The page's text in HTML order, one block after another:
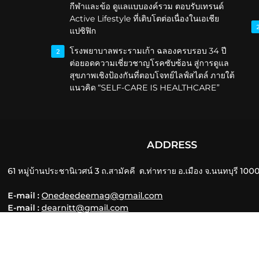
กีฬาและข้อ ดูแลแบบองค์รวม ตอบรับเทรนด์
Active Lifestyle ที่เติบโตต่อเนื่องในเอเชีย
แปซิฟิก
2
โรงพยาบาลพระรามเก้า ฉลองครบรอบ 34 ปี
ต่อยอดความเชี่ยวชาญโรคซับซ้อน สู่การดูแล
สุขภาพเชิงป้องกันที่ตอบโจทย์ไลฟ์สไตล์ ภายใต้
แนวคิด “SELF-CARE IS HEALTHCARE”
ADDRESS
61 หมู่บ้านประชานิเวศน์ 3 ถ.สามัคคี ต.ท่าทราย อ.เมือง จ.นนทบุรี 1000
E-mail : Onedeedeemag@gmail.com
E-mail : dearnitt@gmail.com